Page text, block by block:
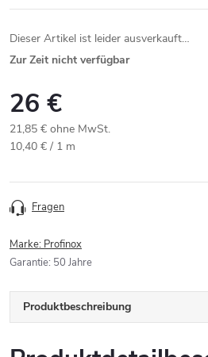
Dieser Artikel ist leider ausverkauft…
Zur Zeit nicht verfügbar
26 €
21,85 € ohne MwSt.
Verkaufspreis:
10,40 € / 1 m
Fragen
Marke: Profinox
Garantie: 50 Jahre
Produktbeschreibung